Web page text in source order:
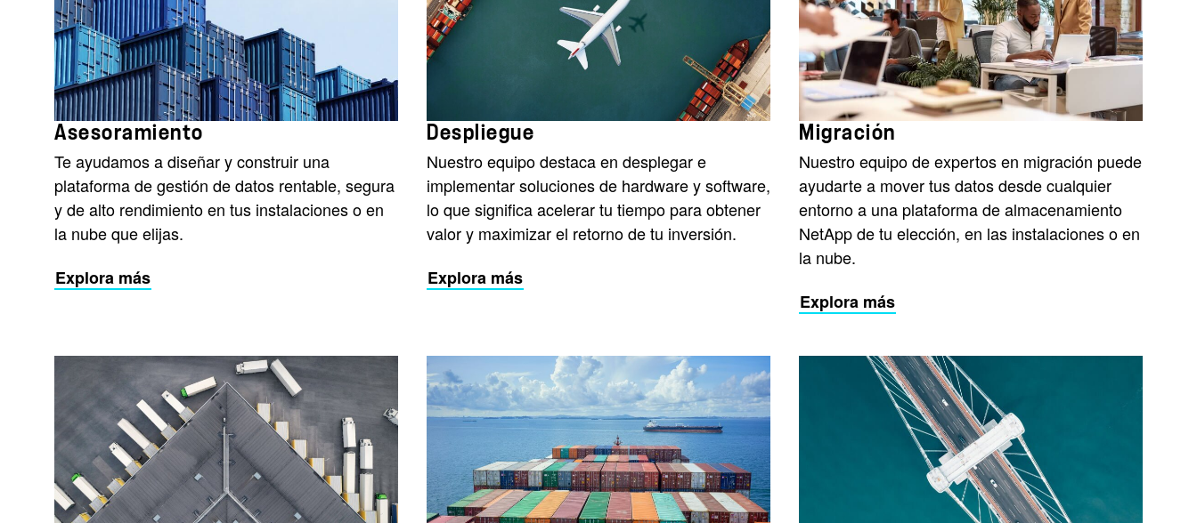
Asesoramiento
Te ayudamos a diseñar y construir una
plataforma de gestión de datos rentable, segura
y de alto rendimiento en tus instalaciones o en
la nube que elijas.
Explora más
Despliegue
Nuestro equipo destaca en desplegar e
implementar soluciones de hardware y software,
lo que significa acelerar tu tiempo para obtener
valor y maximizar el retorno de tu inversión.
Explora más
Migración
Nuestro equipo de expertos en migración puede
ayudarte a mover tus datos desde cualquier
entorno a una plataforma de almacenamiento
NetApp de tu elección, en las instalaciones o en
la nube.
Explora más